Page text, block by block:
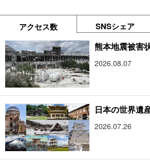
アクセス数 SNSシェア
熊本地震被害
2026.08.07
日本の世界遺
2026.07.26